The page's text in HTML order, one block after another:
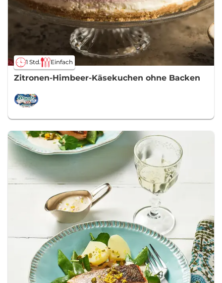
1 Std. Einfach
Zitronen-Himbeer-Käsekuchen ohne Backen